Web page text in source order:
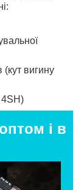
(кут вигину
4SH)
і в